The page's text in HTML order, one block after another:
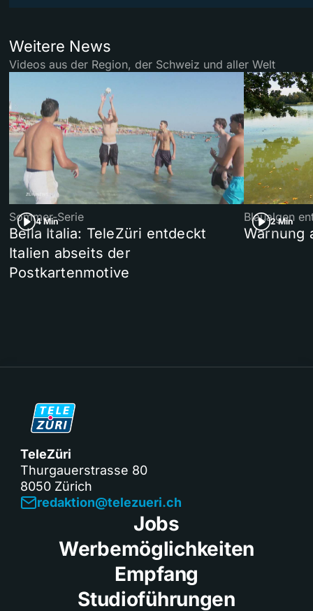
Weitere News
Videos aus der Region, der Schweiz und aller Welt
4 Min
Sommer-Serie
Bella Italia: TeleZüri entdeckt
Italien abseits der
Postkartenmotive
2 Min
Blaualgen
Warnung
TeleZüri
Thurgauerstrasse 80
8050 Zürich
redaktion@telezueri.ch
Jobs
Werbemöglichkeiten
Empfang
Studioführungen